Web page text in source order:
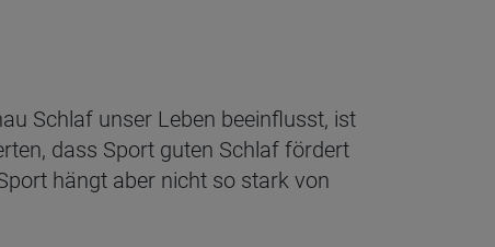
Schlaf unser Leben beeinflusst, ist
dass Sport guten Schlaf fördert
hängt aber nicht so stark von